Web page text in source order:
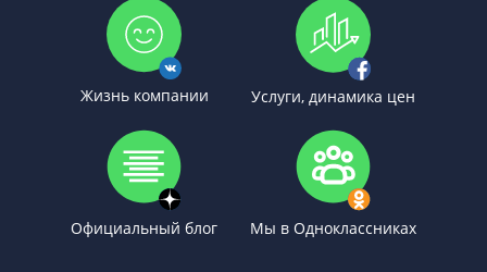
Жизнь компании Услуги, динамика цен
Официальный блог Мы в Одноклассниках